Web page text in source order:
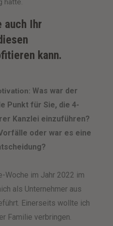
hatte.
auch Ihr
kann.
Was war der
Punkt für Sie, die 4-
Kanzlei einzuführen?
oder war es eine
Woche im Jahr 2022 im
als Unternehmer aus
Einerseits wollte ich
Familie verbringen.